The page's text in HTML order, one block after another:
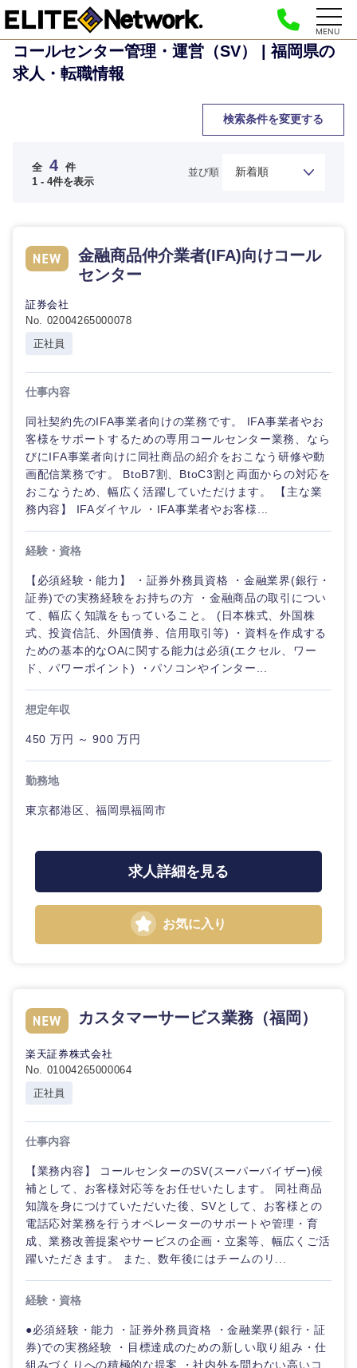
MENU
コールセンター管理・運営（SV） | 福岡県の
求人・転職情報
検索条件を変更する
ご希望の職種を選択してください
画・事業
経営ボー
ド
管理
SCM
人事
マーケテ
ィング
営業
サ
ス
コンサル
技術職
技術職
（モノづ
くり）
金融専門
メディカ
不動産専
門職
建設・施
工管理
事務職
その他
事業管理
新規事業企画・立上げ
M&A・事業投資
経営企画
政策渉外
その他企画業務
ご希望の職種を選択してください
経営ボード
SCM
人事
マーケティング
サービス
クリエイティブ
コンサルタント
技術職（モノづくり）
金融専門職
事務職
その他
ご希望の業界を選択してください
自動車・機械・船舶
電気・電子・半導体
食品・化粧品・アパレル・消費財
メディカル・ヘルスケア・ライフサイエンス
金融
建設・不動産
倉庫・運輸・物流
小売・通販・外食
WEBサービス
マスメディア
法律・特許事務所・監査法人
人材・アウトソーシング
サービス
ご希望の勤務地を選択してください
秋田県 岩手県
宮城県 山形県
福島県
関東地方
東京都
新潟県 富山県
石川県 福井県
ご希望条件を入力ください
希望年収
40代 50代
こだわり条件を入力ください
急募 第二新卒
上場企業
スタートアップ企
業
フルリモート
完全週休2日制 社宅・家賃補助有
全 4 件
1 - 4件を表示
並び順
金融商品仲介業者(IFA)向けコール
センター
証券会社
No. 02004265000078
正社員
仕事内容
同社契約先のIFA事業者向けの業務です。 IFA事業者やお
客様をサポートするための専用コールセンター業務、なら
びにIFA事業者向けに同社商品の紹介をおこなう研修や動
画配信業務です。 BtoB7割、BtoC3割と両面からの対応を
おこなうため、幅広く活躍していただけます。 【主な業
務内容】 IFAダイヤル ・IFA事業者やお客様...
経験・資格
【必須経験・能力】 ・証券外務員資格 ・金融業界(銀行・
証券)での実務経験をお持ちの方 ・金融商品の取引につい
て、幅広く知識をもっていること。 (日本株式、外国株
式、投資信託、外国債券、信用取引等) ・資料を作成する
ための基本的なOAに関する能力は必須(エクセル、ワー
ド、パワーポイント) ・パソコンやインター...
想定年収
450 万円 ～ 900 万円
勤務地
東京都港区、福岡県福岡市
求人詳細を見る
お気に入り
カスタマーサービス業務（福岡）
楽天証券株式会社
No. 01004265000064
正社員
仕事内容
【業務内容】 コールセンターのSV(スーパーバイザー)候
補として、お客様対応等をお任せいたします。 同社商品
知識を身につけていただいた後、SVとして、お客様との
電話応対業務を行うオペレーターのサポートや管理・育
成、業務改善提案やサービスの企画・立案等、幅広くご活
躍いただきます。 また、数年後にはチームのリ...
経験・資格
●必須経験・能力 ・証券外務員資格 ・金融業界(銀行・証
券)での実務経験 ・目標達成のための新しい取り組み・仕
組みづくりへの積極的な提案 ・社内外を問わない高いコ